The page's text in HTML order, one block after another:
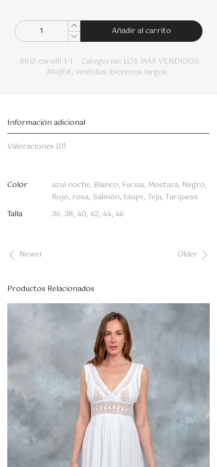
Añadir al carrito
SKU: carolll-1-1 Categorías: LOS MÁS VENDIDOS,
MUJER, Vestidos ibicencos largos
Información adicional
Valoraciones (0)
Color
azul noche, Blanco, Fucsia, Mostaza, Negro,
Rojo, rosa, Salmón, taupe, Teja, Turquesa
Talla
36, 38, 40, 42, 44, 46
Older
Newer
Productos Relacionados